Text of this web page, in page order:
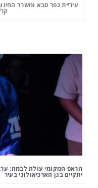
עיריית כפר סבא ומשרד
הראפ המקומי עולה לבמה:
יתקיים בגן הארכיאולוגי בעיר